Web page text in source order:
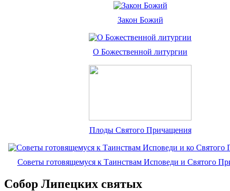
Закон Божий
О Божественной литургии
Плоды Святого Причащения
Советы готовящемуся к Таинствам Исповеди и Святого
Собор Липецких святых